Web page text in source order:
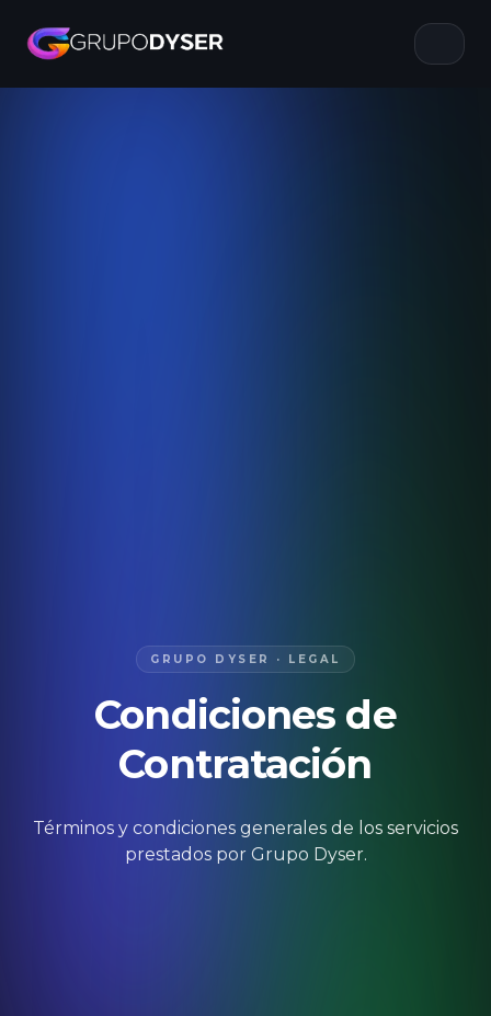
GRUPO DYSER · LEGAL
Condiciones de
Contratación
Términos y condiciones generales de los servicios
prestados por Grupo Dyser.